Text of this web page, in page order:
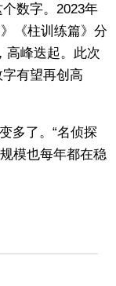
数字。2023年
《柱训练篇》分
高峰迭起。此次
有望再创高
多了。“名侦探
模也每年都在稳